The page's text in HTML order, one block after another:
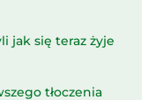
jak się teraz żyje
tłoczenia